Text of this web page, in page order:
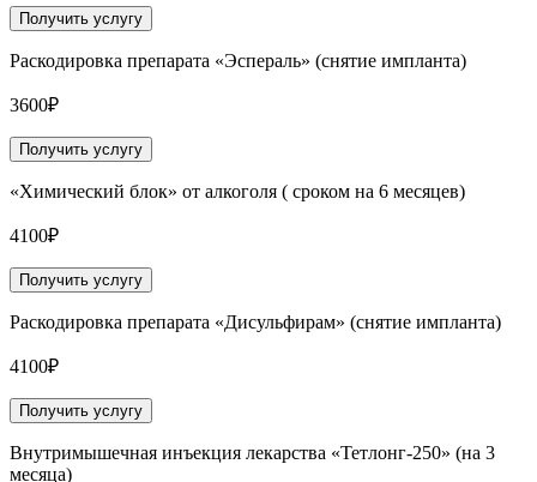
Получить услугу
Раскодировка препарата «Эспераль» (снятие импланта)
3600₽
Получить услугу
«Химический блок» от алкоголя ( сроком на 6 месяцев)
4100₽
Получить услугу
Раскодировка препарата «Дисульфирам» (снятие импланта)
4100₽
Получить услугу
Внутримышечная инъекция лекарства «Тетлонг-250» (на 3
месяца)